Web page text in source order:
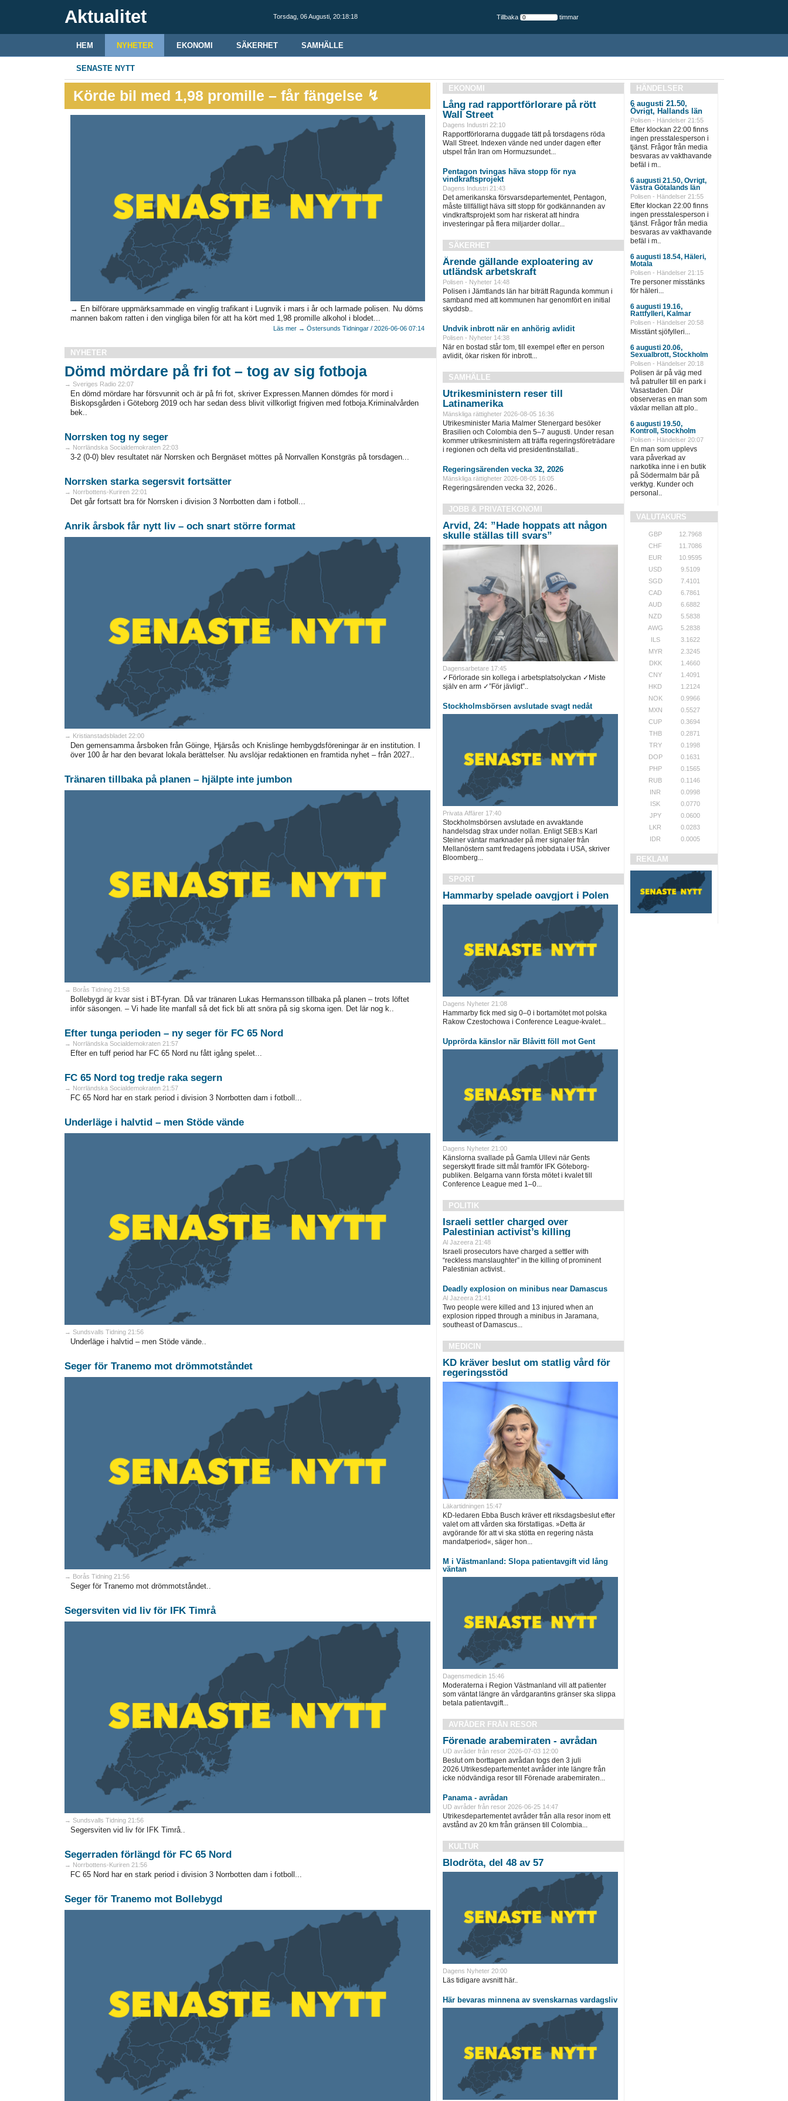
Aktualitet Torsdag, 06 Augusti, 20:18:19 Tillbaka timmar
HEM NYHETER EKONOMI SÄKERHET SAMHÄLLE
SENASTE NYTT
Körde bil med 1,98 promille – får fängelse ↯
→ En bilförare uppmärksammade en vinglig trafikant i Lugnvik i mars i år och larmade polisen. Nu döms
mannen bakom ratten i den vingliga bilen för att ha kört med 1,98 promille alkohol i blodet...
Läs mer → Östersunds Tidningar / 2026-06-06 07:14
NYHETER
Dömd mördare på fri fot – tog av sig fotboja
→ Sveriges Radio 22:07
En dömd mördare har försvunnit och är på fri fot, skriver Expressen.Mannen dömdes för mord i
Biskopsgården i Göteborg 2019 och har sedan dess blivit villkorligt frigiven med fotboja.Kriminalvården
bek..
Norrsken tog ny seger
→ Norrländska Socialdemokraten 22:03
3-2 (0-0) blev resultatet när Norrsken och Bergnäset möttes på Norrvallen Konstgräs på torsdagen...
Norrsken starka segersvit fortsätter
→ Norrbottens-Kuriren 22:01
Det går fortsatt bra för Norrsken i division 3 Norrbotten dam i fotboll...
Anrik årsbok får nytt liv – och snart större format
→ Kristianstadsbladet 22:00
Den gemensamma årsboken från Göinge, Hjärsås och Knislinge hembygdsföreningar är en institution. I
över 100 år har den bevarat lokala berättelser. Nu avslöjar redaktionen en framtida nyhet – från 2027..
Tränaren tillbaka på planen – hjälpte inte jumbon
→ Borås Tidning 21:58
Bollebygd är kvar sist i BT-fyran. Då var tränaren Lukas Hermansson tillbaka på planen – trots löftet
inför säsongen. – Vi hade lite manfall så det fick bli att snöra på sig skorna igen. Det lär nog k..
Efter tunga perioden – ny seger för FC 65 Nord
→ Norrländska Socialdemokraten 21:57
Efter en tuff period har FC 65 Nord nu fått igång spelet...
FC 65 Nord tog tredje raka segern
→ Norrländska Socialdemokraten 21:57
FC 65 Nord har en stark period i division 3 Norrbotten dam i fotboll...
Underläge i halvtid – men Stöde vände
→ Sundsvalls Tidning 21:56
Underläge i halvtid – men Stöde vände..
Seger för Tranemo mot drömmotståndet
→ Borås Tidning 21:56
Seger för Tranemo mot drömmotståndet..
Segersviten vid liv för IFK Timrå
→ Sundsvalls Tidning 21:56
Segersviten vid liv för IFK Timrå..
Segerraden förlängd för FC 65 Nord
→ Norrbottens-Kuriren 21:56
FC 65 Nord har en stark period i division 3 Norrbotten dam i fotboll...
Seger för Tranemo mot Bollebygd
EKONOMI
Lång rad rapportförlorare på rött
Wall Street
Dagens Industri 22:10
Rapportförlorarna duggade tätt på torsdagens röda
Wall Street. Indexen vände ned under dagen efter
utspel från Iran om Hormuzsundet...
Pentagon tvingas häva stopp för nya
vindkraftsprojekt
Dagens Industri 21:43
Det amerikanska försvarsdepartementet, Pentagon,
måste tillfälligt häva sitt stopp för godkännanden av
vindkraftsprojekt som har riskerat att hindra
investeringar på flera miljarder dollar...
SÄKERHET
Ärende gällande exploatering av
utländsk arbetskraft
Polisen - Nyheter 14:48
Polisen i Jämtlands län har biträtt Ragunda kommun i
samband med att kommunen har genomfört en initial
skyddsb..
Undvik inbrott när en anhörig avlidit
Polisen - Nyheter 14:38
När en bostad står tom, till exempel efter en person
avlidit, ökar risken för inbrott...
SAMHÄLLE
Utrikesministern reser till
Latinamerika
Mänskliga rättigheter 2026-08-05 16:36
Utrikesminister Maria Malmer Stenergard besöker
Brasilien och Colombia den 5–7 augusti. Under resan
kommer utrikesministern att träffa regeringsföreträdare
i regionen och delta vid presidentinstallati..
Regeringsärenden vecka 32, 2026
Mänskliga rättigheter 2026-08-05 16:05
Regeringsärenden vecka 32, 2026..
JOBB & PRIVATEKONOMI
Arvid, 24: ”Hade hoppats att någon
skulle ställas till svars”
Dagensarbetare 17:45
✓Förlorade sin kollega i arbetsplatsolyckan ✓Miste
själv en arm ✓”För jävligt”..
Stockholmsbörsen avslutade svagt nedåt
Privata Affärer 17:40
Stockholmsbörsen avslutade en avvaktande
handelsdag strax under nollan. Enligt SEB:s Karl
Steiner väntar marknader på mer signaler från
Mellanöstern samt fredagens jobbdata i USA, skriver
Bloomberg...
SPORT
Hammarby spelade oavgjort i Polen
Dagens Nyheter 21:08
Hammarby fick med sig 0–0 i bortamötet mot polska
Rakow Czestochowa i Conference League-kvalet...
Upprörda känslor när Blåvitt föll mot Gent
Dagens Nyheter 21:00
Känslorna svallade på Gamla Ullevi när Gents
segerskytt firade sitt mål framför IFK Göteborg-
publiken. Belgarna vann första mötet i kvalet till
Conference League med 1–0...
POLITIK
Israeli settler charged over
Palestinian activist’s killing
Al Jazeera 21:48
Israeli prosecutors have charged a settler with
“reckless manslaughter” in the killing of prominent
Palestinian activist..
Deadly explosion on minibus near Damascus
Al Jazeera 21:41
Two people were killed and 13 injured when an
explosion ripped through a minibus in Jaramana,
southeast of Damascus...
MEDICIN
KD kräver beslut om statlig vård för
regeringsstöd
Läkartidningen 15:47
KD-ledaren Ebba Busch kräver ett riksdagsbeslut efter
valet om att vården ska förstatligas. »Detta är
avgörande för att vi ska stötta en regering nästa
mandatperiod«, säger hon...
M i Västmanland: Slopa patientavgift vid lång
väntan
Dagensmedicin 15:46
Moderaterna i Region Västmanland vill att patienter
som väntat längre än vårdgarantins gränser ska slippa
betala patientavgift...
AVRÅDER FRÅN RESOR
Förenade arabemiraten - avrådan
UD avråder från resor 2026-07-03 12:00
Beslut om borttagen avrådan togs den 3 juli
2026.Utrikesdepartementet avråder inte längre från
icke nödvändiga resor till Förenade arabemiraten...
Panama - avrådan
UD avråder från resor 2026-06-25 14:47
Utrikesdepartementet avråder från alla resor inom ett
avstånd av 20 km från gränsen till Colombia...
KULTUR
Blodröta, del 48 av 57
Dagens Nyheter 20:00
Läs tidigare avsnitt här..
Här bevaras minnena av svenskarnas vardagsliv
HÄNDELSER
6 augusti 21.50,
Övrigt, Hallands län
Polisen - Händelser 21:55
Efter klockan 22:00 finns
ingen presstalesperson i
tjänst. Frågor från media
besvaras av vakthavande
befäl i m..
6 augusti 21.50, Övrigt,
Västra Götalands län
Polisen - Händelser 21:55
Efter klockan 22:00 finns
ingen presstalesperson i
tjänst. Frågor från media
besvaras av vakthavande
befäl i m..
6 augusti 18.54, Häleri,
Motala
Polisen - Händelser 21:15
Tre personer misstänks
för häleri...
6 augusti 19.16,
Rattfylleri, Kalmar
Polisen - Händelser 20:58
Misstänt sjöfylleri...
6 augusti 20.06,
Sexualbrott, Stockholm
Polisen - Händelser 20:18
Polisen är på väg med
två patruller till en park i
Vasastaden. Där
observeras en man som
växlar mellan att plo..
6 augusti 19.50,
Kontroll, Stockholm
Polisen - Händelser 20:07
En man som upplevs
vara påverkad av
narkotika inne i en butik
på Södermalm bär på
verktyg. Kunder och
personal..
VALUTAKURS
GBP
12.7968
CHF
11.7086
EUR
10.9595
USD
9.5109
SGD
7.4101
CAD
6.7861
AUD
6.6882
NZD
5.5838
AWG
5.2838
ILS
3.1622
MYR
2.3245
DKK
1.4660
CNY
1.4091
HKD
1.2124
NOK
0.9966
MXN
0.5527
CUP
0.3694
THB
0.2871
TRY
0.1998
DOP
0.1631
PHP
0.1565
RUB
0.1146
INR
0.0998
ISK
0.0770
JPY
0.0600
LKR
0.0283
IDR
0.0005
REKLAM